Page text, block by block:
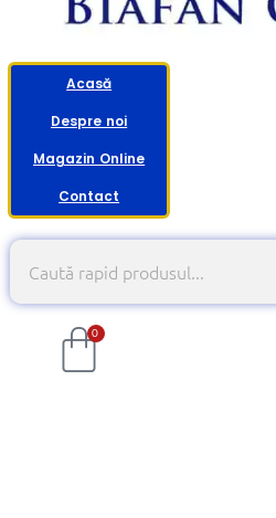
Acasă
Despre noi
Magazin Online
Contact
0